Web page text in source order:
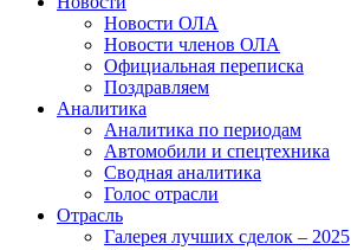
Новости ОЛА
Новости членов ОЛА
Официальная переписка
Поздравляем
Аналитика
Аналитика по периодам
Автомобили и спецтехника
Сводная аналитика
Голос отрасли
Отрасль
Галерея лучших сделок – 2025